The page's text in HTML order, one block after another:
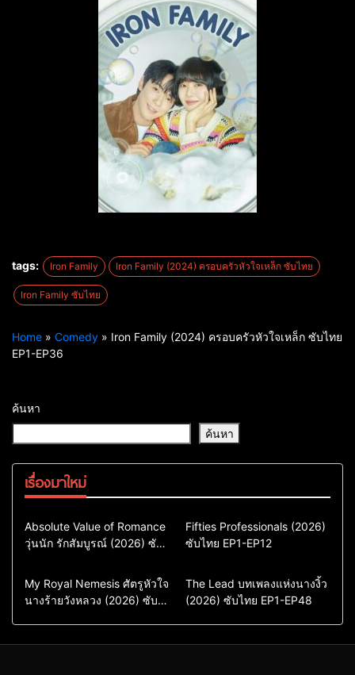
tags: Iron Family Iron Family (2024) ครอบครัวหัวใจเหล็ก ซับไทย
Iron Family ซับไทย
Home » Comedy » Iron Family (2024) ครอบครัวหัวใจเหล็ก ซับไทย
EP1-EP36
ค้นหา
ค้นหา
เรื่องมาใหม่
Comedy
Drama
ซีรี่ย์เกาหลี
ซีรี่ย์เกาหลีพากย์ไทย
Absolute Value of Romance
วุ่นนัก รักสัมบูรณ์ (2026) ซับ
Action & Adventure
Comedy
Drama
ซีรี่ย์เกาหลีซับไทย
Fifties Professionals (2026)
ซับไทย EP1-EP12
Comedy
Drama
Sci-Fi & Fantasy
My Royal Nemesis ศัตรูหัวใจ
นางร้ายวังหลวง (2026) ซับ
Drama
ซีรี่ย์จีน
ซีรี่ย์จีนซับไทย
The Lead บทเพลงแห่งนางงิ้ว
(2026) ซับไทย EP1-EP48